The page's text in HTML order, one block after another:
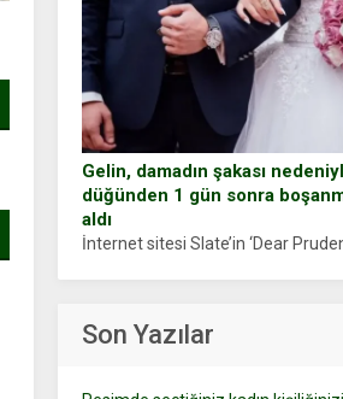
Gelin, damadın şakası
düğünden 1 gün sonra
aldı
İnternet sitesi Slate’in ‘Dear
Son Yazılar